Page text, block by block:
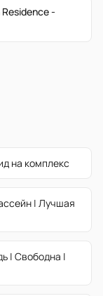
-
на комплекс
| Лучшая
| Свободна |